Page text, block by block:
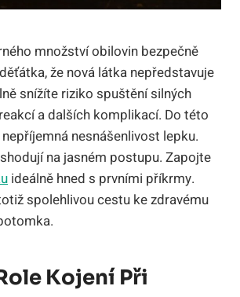
množství obilovin bezpečně
že nová látka nepředstavuje
snížíte riziko spuštění silných
a dalších komplikací. Do této
nesnášenlivost lepku.
na jasném postupu. Zapojte
ideálně hned s prvními příkrmy.
spolehlivou cestu ke zdravému
Kojení Při